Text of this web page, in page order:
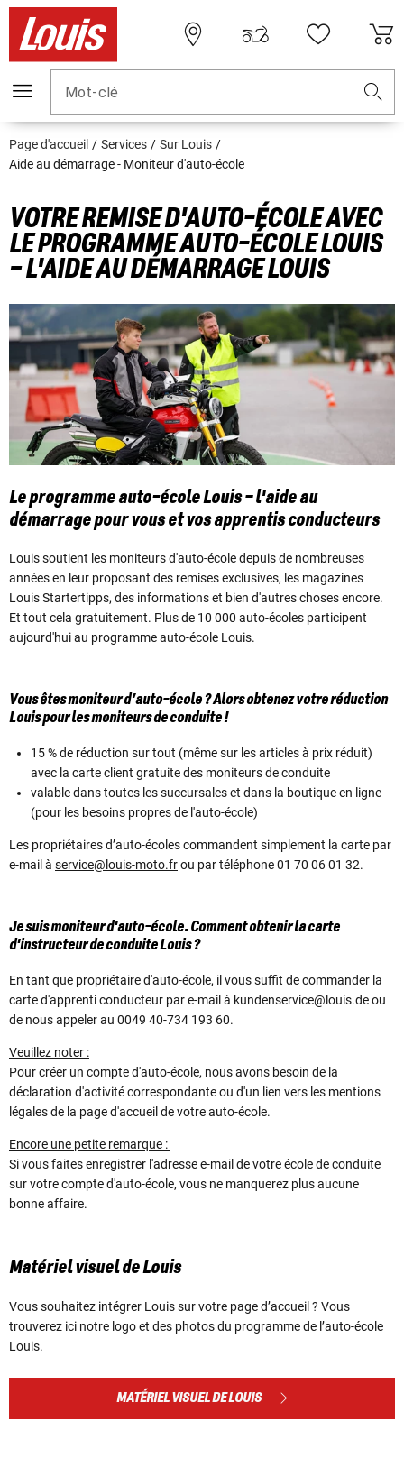
Mot-clé
Page d'accueil Services
Sur Louis
Aide au démarrage - Moniteur d'auto-école
VOTRE REMISE D'AUTO-ÉCOLE AVEC
LE PROGRAMME AUTO-ÉCOLE LOUIS
– L'AIDE AU DÉMARRAGE LOUIS
Le programme auto-école Louis – l'aide au
démarrage pour vous et vos apprentis conducteurs
Louis soutient les moniteurs d'auto-école depuis de nombreuses
années en leur proposant des remises exclusives, les magazines
Louis Startertipps, des informations et bien d'autres choses encore.
Et tout cela gratuitement. Plus de 10 000 auto-écoles participent
aujourd'hui au programme auto-école Louis.
Vous êtes moniteur d’auto-école ? Alors obtenez votre réduction
Louis pour les moniteurs de conduite !
15 % de réduction sur tout (même sur les articles à prix réduit)
avec la carte client gratuite des moniteurs de conduite
valable dans toutes les succursales et dans la boutique en ligne
(pour les besoins propres de l'auto-école)
Les propriétaires d’auto-écoles commandent simplement la carte par
e-mail à service@louis-moto.frou par téléphone 01 70 06 01 32.
Je suis moniteur d'auto-école. Comment obtenir la carte
d'instructeur de conduite Louis ?
En tant que propriétaire d'auto-école, il vous suffit de commander la
carte d'apprenti conducteur par e-mail à kundenservice@louis.de ou
de nous appeler au 0049 40-734 193 60.
Veuillez noter :
Pour créer un compte d'auto-école, nous avons besoin de la
déclaration d'activité correspondante ou d'un lien vers les mentions
légales de la page d'accueil de votre auto-école.
Encore une petite remarque :
Si vous faites enregistrer l'adresse e-mail de votre école de conduite
sur votre compte d'auto-école, vous ne manquerez plus aucune
bonne affaire.
Matériel visuel de Louis
Vous souhaitez intégrer Louis sur votre page d’accueil ? Vous
trouverez ici notre logo et des photos du programme de l’auto-école
Louis.
MATÉRIEL VISUEL DE LOUIS